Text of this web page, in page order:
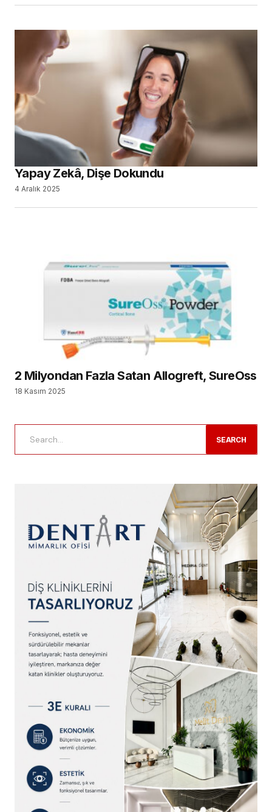
Yapay Zekâ, Dişe Dokundu
4 Aralık 2025
2 Milyondan Fazla Satan Allogreft, SureOss
18 Kasım 2025
SEARCH